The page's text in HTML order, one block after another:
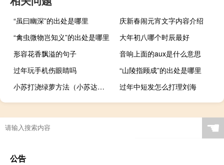
“虽曰幽深”的出处是哪里
庆新春闹元宵文字内容介绍
“禽虫微物岂知义”的出处是哪里
大年初八哪个时辰最好
形容花香飘溢的句子
音响上面的aux是什么意思
过年玩手机伤眼睛吗
“山陵指顾成”的出处是哪里
小苏打浇绿萝方法（小苏达简介）
过年中短发怎么打理刘海
☚
公告